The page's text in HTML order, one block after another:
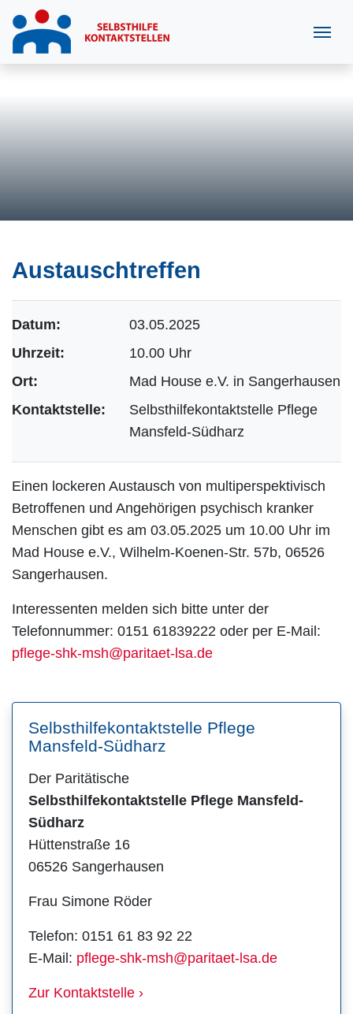
Austauschtreffen
Datum:
03.05.2025
Uhrzeit:
10.00 Uhr
Ort:
Mad House e.V. in Sangerhausen
Kontaktstelle:
Selbsthilfekontaktstelle Pflege
Mansfeld-Südharz
Einen lockeren Austausch von multiperspektivisch
Betroffenen und Angehörigen psychisch kranker
Menschen gibt es am 03.05.2025 um 10.00 Uhr im
Mad House e.V., Wilhelm-Koenen-Str. 57b, 06526
Sangerhausen.
Interessenten melden sich bitte unter der
Telefonnummer: 0151 61839222 oder per E-Mail:
pflege-shk-msh@paritaet-lsa.de
Selbsthilfekontaktstelle Pflege
Mansfeld-Südharz
Der Paritätische
Selbsthilfekontaktstelle Pflege Mansfeld-
Südharz
Hüttenstraße 16
06526 Sangerhausen
Frau Simone Röder
Telefon: 0151 61 83 92 22
E-Mail: pflege-shk-msh@paritaet-lsa.de
Zur Kontaktstelle ›